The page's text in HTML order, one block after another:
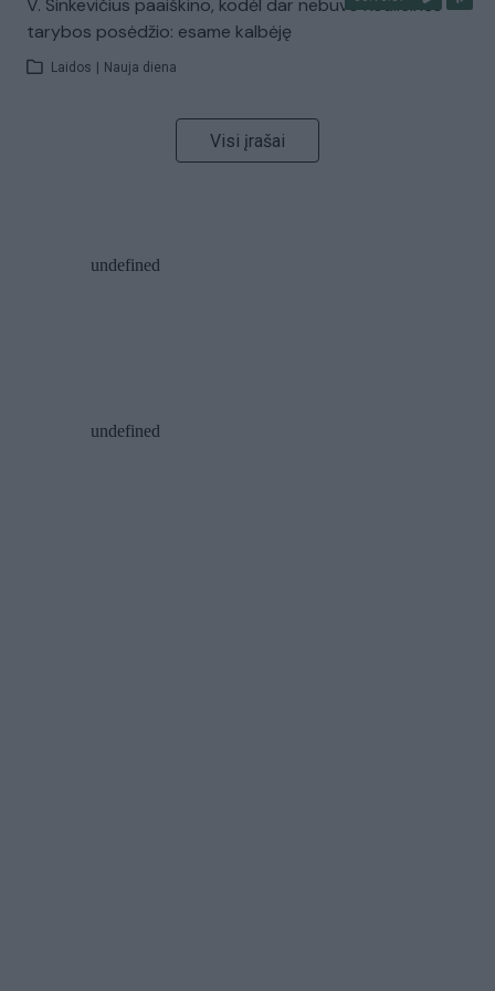
V. Sinkevičius paaiškino, kodėl dar nebuvo Koalicinės
tarybos posėdžio: esame kalbėję
Laidos Nauja diena
Visi įrašai